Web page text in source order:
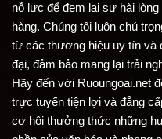
nỗ lực để đem lại sự hài
hàng. Chúng tôi luôn chú
từ các thương hiệu uy tín và
đại, đảm bảo mang lại trải
Hãy đến với Ruoungoai.net
trực tuyến tiện lợi và đẳng
cơ hội thưởng thức những